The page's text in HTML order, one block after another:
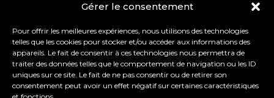
Gérer le consentement
Pour offrir les meilleures expériences, nous utilisons des technologies
telles que les cookies pour stocker et/ou accéder aux informations des
appareils. Le fait de consentir à ces technologies nous permettra de
traiter des données telles que le comportement de navigation ou les ID
uniques sur ce site. Le fait de ne pas consentir ou de retirer son
consentement peut avoir un effet négatif sur certaines caractéristiques